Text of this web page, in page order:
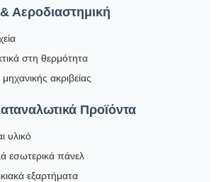
Αεροδιαστημική
στη θερμότητα
ακριβείας
Προϊόντα
υλικό
εσωτερικά πάνελ
εξαρτήματα